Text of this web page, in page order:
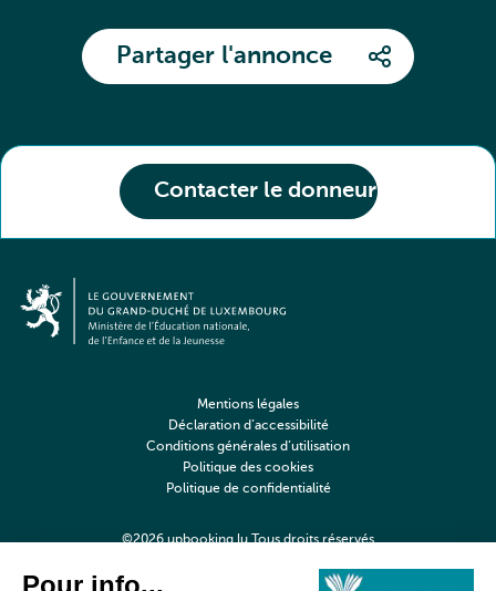
Contacter le donneur
Partager l'annonce
©2026 upbooking.lu Tous droits réservés
Mentions légales
Déclaration d’accessibilité
Conditions générales d’utilisation
Politique des cookies
Politique de confidentialité